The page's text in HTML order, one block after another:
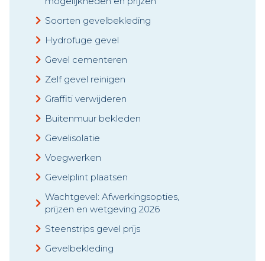
Soorten gevelbekleding
Hydrofuge gevel
Gevel cementeren
Zelf gevel reinigen
Graffiti verwijderen
Buitenmuur bekleden
Gevelisolatie
Voegwerken
Gevelplint plaatsen
Wachtgevel: Afwerkingsopties,
prijzen en wetgeving 2026
Steenstrips gevel prijs
Gevelbekleding